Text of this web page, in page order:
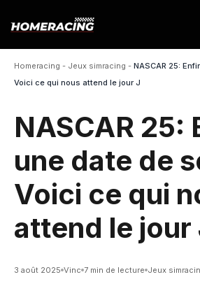
contenu
Homeracing - Jeux simracing - NASCAR 25:
Voici ce qui nous attend le jour J
NASCAR 25:
une date de
Voici ce qui
attend le jour
3 août 2025 Vinc 7 min de lecture Jeux